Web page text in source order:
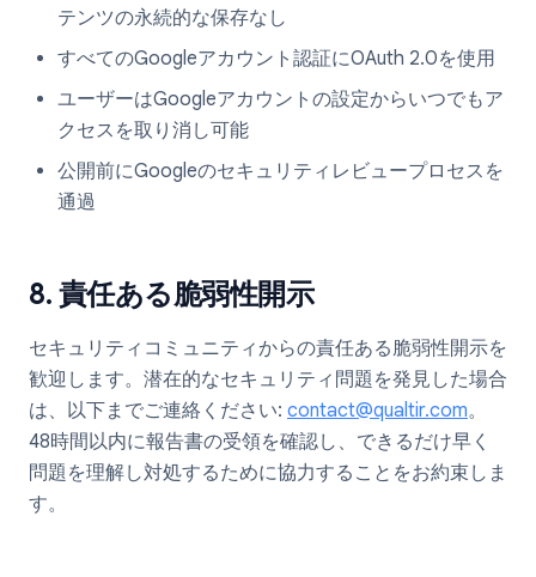
テンツの永続的な保存なし
すべてのGoogleアカウント認証にOAuth 2.0を使用
ユーザーはGoogleアカウントの設定からいつでもア
クセスを取り消し可能
公開前にGoogleのセキュリティレビュープロセスを
通過
8. 責任ある脆弱性開示
セキュリティコミュニティからの責任ある脆弱性開示を
歓迎します。潜在的なセキュリティ問題を発見した場合
は、以下までご連絡ください: contact@qualtir.com。
48時間以内に報告書の受領を確認し、できるだけ早く
問題を理解し対処するために協力することをお約束しま
す。